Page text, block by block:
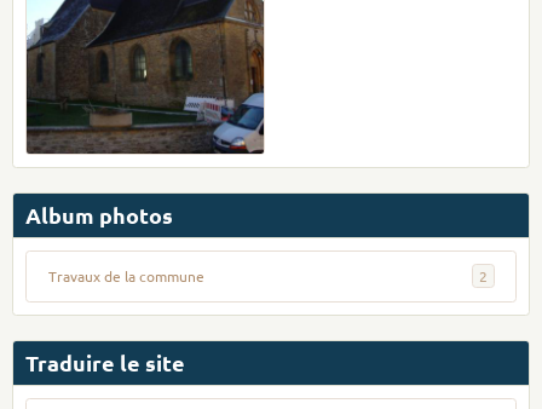
Album photos
Travaux de la commune 2
Traduire le site